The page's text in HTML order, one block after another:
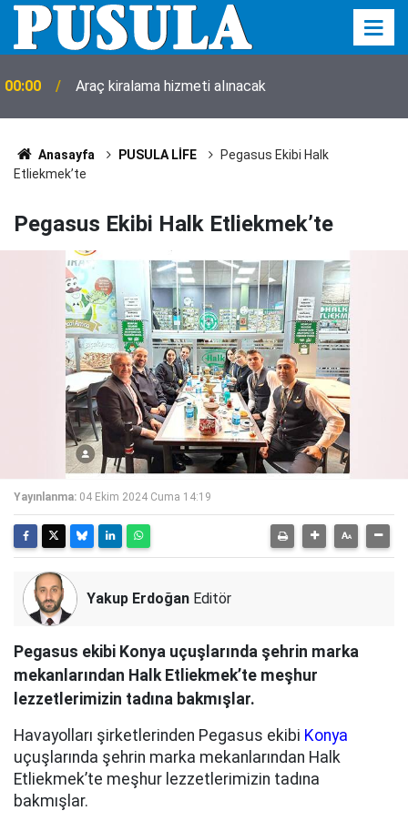
00:00 Araç kiralama hizmeti alınacak
Anasayfa PUSULA LİFE
Pegasus Ekibi Halk
Etliekmek’te
Pegasus Ekibi Halk Etliekmek’te
Yayınlanma: 04 Ekim 2024 Cuma 14:19
Yakup Erdoğan Editör
Pegasus ekibi Konya uçuşlarında şehrin marka
mekanlarından Halk Etliekmek’te meşhur
lezzetlerimizin tadına bakmışlar.
Havayolları şirketlerinden Pegasus ekibi Konya
uçuşlarında şehrin marka mekanlarından Halk
Etliekmek’te meşhur lezzetlerimizin tadına
bakmışlar.